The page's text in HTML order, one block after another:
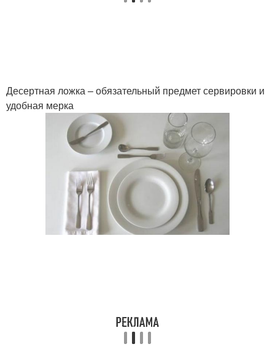
Десертная ложка – обязательный предмет сервировки и
удобная мерка